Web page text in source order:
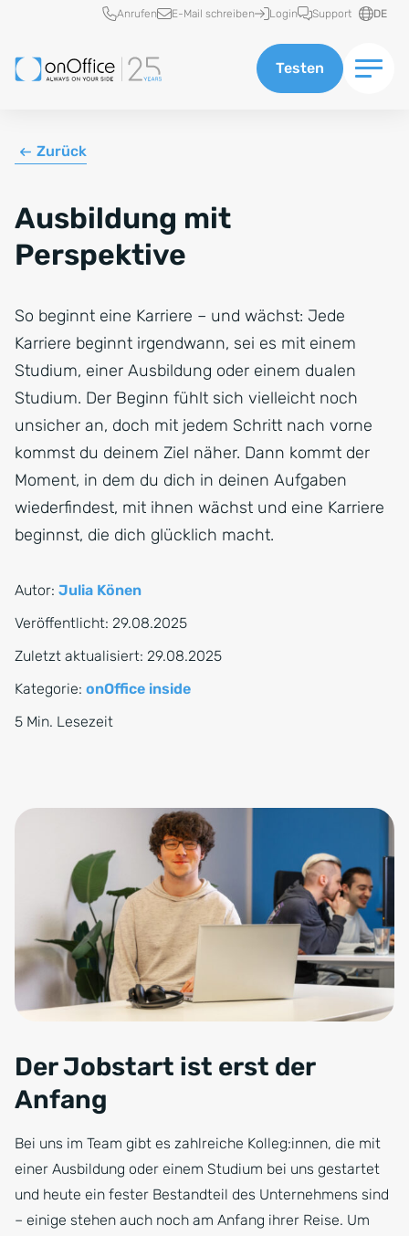
Schnellzugriff
Anrufen E-Mail schreiben Login Support DE
Testen
Zurück
Ausbildung mit
Perspektive
So beginnt eine Karriere – und wächst: Jede
Karriere beginnt irgendwann, sei es mit einem
Studium, einer Ausbildung oder einem dualen
Studium. Der Beginn fühlt sich vielleicht noch
unsicher an, doch mit jedem Schritt nach vorne
kommst du deinem Ziel näher. Dann kommt der
Moment, in dem du dich in deinen Aufgaben
wiederfindest, mit ihnen wächst und eine Karriere
beginnst, die dich glücklich macht.
Autor: Julia Könen
Veröffentlicht: 29.08.2025
Zuletzt aktualisiert: 29.08.2025
Kategorie: onOffice inside
5 Min. Lesezeit
Der Jobstart ist erst der
Anfang
Bei uns im Team gibt es zahlreiche Kolleg:innen, die mit
einer Ausbildung oder einem Studium bei uns gestartet
und heute ein fester Bestandteil des Unternehmens sind
– einige stehen auch noch am Anfang ihrer Reise. Um